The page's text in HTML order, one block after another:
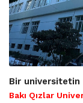
Bir universitetin
Bakı Qızlar